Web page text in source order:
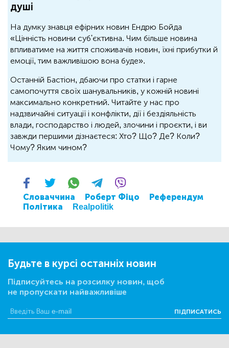
душі
На думку знавця ефірних новин Ендрю Бойда
«Цінність новини суб'єктивна. Чим більше новина
впливатиме на життя споживачів новин, їхні прибутки й
емоції, тим важливішою вона буде».
Останній Бастіон, дбаючи про статки і гарне
самопочуття своїх шанувальників, у кожній новині
максимально конкретний. Читайте у нас про
надзвичайні ситуації і конфлікти, дії і бездіяльність
влади, господарство і людей, злочини і проєкти, і ви
завжди першими дізнаєтеся: Хто? Що? Де? Коли?
Чому? Яким чином?
Словаччина Роберт Фіцо
Референдум
Політика
Realpolitik
Будьте в курсі останніх новин
Підписуйтесь на розсилку новин, щоб
не пропускати найважливіше
ПІДПИСАТИСЬ